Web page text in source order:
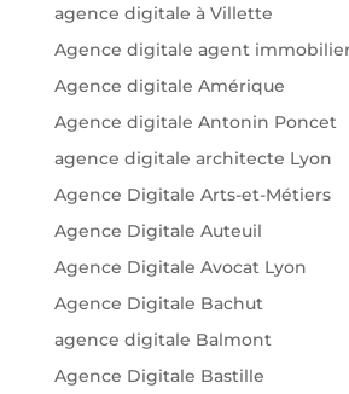
agence digitale à Villette
Agence digitale agent
Agence digitale Amérique
Agence digitale Antonin Poncet
agence digitale architecte Lyon
Agence Digitale Arts-et-Métiers
Agence Digitale Auteuil
Agence Digitale Avocat Lyon
Agence Digitale Bachut
agence digitale Balmont
Agence Digitale Bastille